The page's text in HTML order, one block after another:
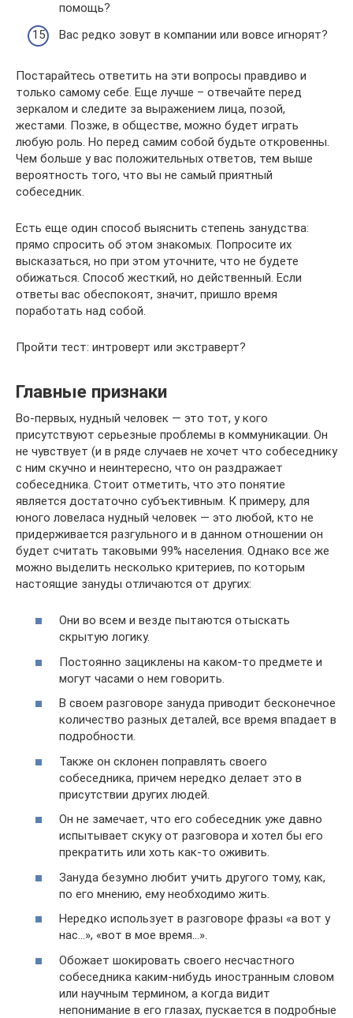
помощь?
Вас редко зовут в компании или вовсе игнорят?
Постарайтесь ответить на эти вопросы правдиво и
только самому себе. Еще лучше – отвечайте перед
зеркалом и следите за выражением лица, позой,
жестами. Позже, в обществе, можно будет играть
любую роль. Но перед самим собой будьте откровенны.
Чем больше у вас положительных ответов, тем выше
вероятность того, что вы не самый приятный
собеседник.
Есть еще один способ выяснить степень занудства:
прямо спросить об этом знакомых. Попросите их
высказаться, но при этом уточните, что не будете
обижаться. Способ жесткий, но действенный. Если
ответы вас обеспокоят, значит, пришло время
поработать над собой.
Пройти тест: интроверт или экстраверт?
Главные признаки
Во-первых, нудный человек — это тот, у кого
присутствуют серьезные проблемы в коммуникации. Он
не чувствует (и в ряде случаев не хочет что собеседнику
с ним скучно и неинтересно, что он раздражает
собеседника. Стоит отметить, что это понятие
является достаточно субъективным. К примеру, для
юного ловеласа нудный человек — это любой, кто не
придерживается разгульного и в данном отношении он
будет считать таковыми 99% населения. Однако все же
можно выделить несколько критериев, по которым
настоящие зануды отличаются от других:
Они во всем и везде пытаются отыскать
скрытую логику.
Постоянно зациклены на каком-то предмете и
могут часами о нем говорить.
В своем разговоре зануда приводит бесконечное
количество разных деталей, все время впадает в
подробности.
Также он склонен поправлять своего
собеседника, причем нередко делает это в
присутствии других людей.
Он не замечает, что его собеседник уже давно
испытывает скуку от разговора и хотел бы его
прекратить или хоть как-то оживить.
Зануда безумно любит учить другого тому, как,
по его мнению, ему необходимо жить.
Нередко использует в разговоре фразы «а вот у
нас…», «вот в мое время…».
Обожает шокировать своего несчастного
собеседника каким-нибудь иностранным словом
или научным термином, а когда видит
непонимание в его глазах, пускается в подробные